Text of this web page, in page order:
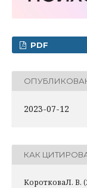
PDF
2023-07-12
КАК
КоротковаЛ. В.